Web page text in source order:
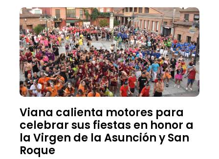
Viana calienta motores para
celebrar sus fiestas en honor a
la Virgen de la Asunción y San
Roque